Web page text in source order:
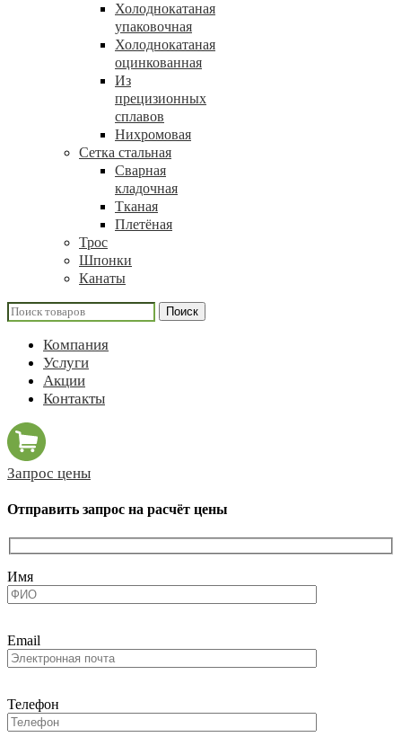
Холоднокатаная
упаковочная
Холоднокатаная
оцинкованная
Из
прецизионных
сплавов
Нихромовая
Сетка стальная
Сварная
кладочная
Тканая
Плетёная
Трос
Шпонки
Канаты
Поиск
Компания
Услуги
Акции
Контакты
Запрос цены
Отправить запрос на расчёт цены
Имя
Email
Телефон